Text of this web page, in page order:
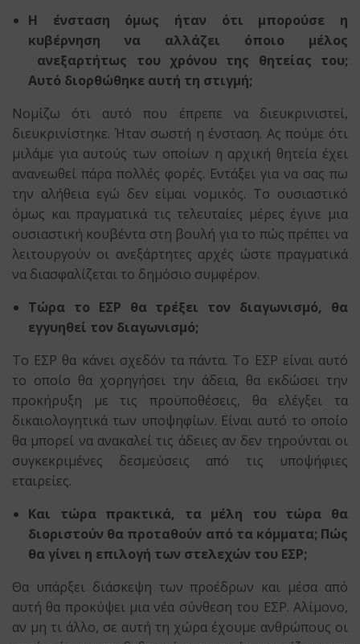
Η ένσταση όμως ήταν ότι μπορούσε η
κυβέρνηση να αλλάζει όποιο μέλος
ανεξαρτήτως του χρόνου της θητείας του;
Αυτό διορθώθηκε αυτή τη στιγμή;
Νομίζω ότι αυτό που έπρεπε να διευκρινιστεί,
διευκρινίστηκε. Ήταν σωστή η ένσταση. Ας πούμε ότι
μιλάμε για αυτούς των οποίων η αρχική θητεία έχει
ανανεωθεί πάρα πολλές φορές. Εντάξει για να σας πω
την αλήθεια εγώ δεν είμαι νομικός. Το ουσιαστικό
όμως και πραγματικά τις τελευταίες μέρες έγινε μια
ουσιαστική κουβέντα στη βουλή για το πώς πρέπει να
λειτουργούν οι ανεξάρτητες αρχές ώστε πραγματικά
να διασφαλίζεται το δημόσιο συμφέρον.
Τώρα το ΕΣΡ θα τρέξει τον διαγωνισμό, θα
εγγυηθεί τον διαγωνισμό;
Το ΕΣΡ θα κάνει σχεδόν τα πάντα. Το ΕΣΡ είναι αυτό
το οποίο θα χορηγήσει την άδεια, θα εκδώσει την
προκήρυξη με τις προϋποθέσεις, θα ελέγξει τα
δικαιολογητικά των υποψηφίων. Είναι αυτό το οποίο
θα μπορεί να ανακαλεί τις άδειες αν δεν τηρούνται οι
συγκεκριμένες δεσμεύσεις από τις υποψήφιες
εταιρείες.
Και τώρα πρακτικά, τα μέλη του τώρα θα
διοριστούν θα προταθούν από τα κόμματα; Πώς
θα γίνει η επιλογή των στελεχών του ΕΣΡ;
Θα υπάρξει διάσκεψη των προέδρων και μέσα από
αυτή θα προκύψει μια νέα σύνθεση του ΕΣΡ. Αλίμονο,
αν μη τι άλλο, σε αυτή τη χώρα έχουμε ανθρώπους οι